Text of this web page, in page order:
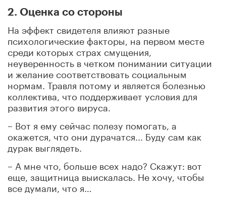
2. Оценка со стороны
На эффект свидетеля влияют разные
психологические факторы, на первом месте
среди которых страх смущения,
неуверенность в четком понимании ситуации
и желание соответствовать социальным
нормам. Травля потому и является болезнью
коллектива, что поддерживает условия для
развития этого вируса.
– Вот я ему сейчас полезу помогать, а
окажется, что они дурачатся... Буду сам как
дурак выглядеть.
– А мне что, больше всех надо? Скажут: вот
еще, защитница выискалась. Не хочу, чтобы
все думали, что я…